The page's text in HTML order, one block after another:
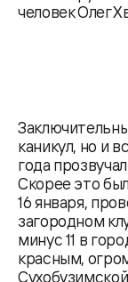
человек Олег
каникул, но и
года
Скорее это
16 января,
загородном
минус 11 в
красным,